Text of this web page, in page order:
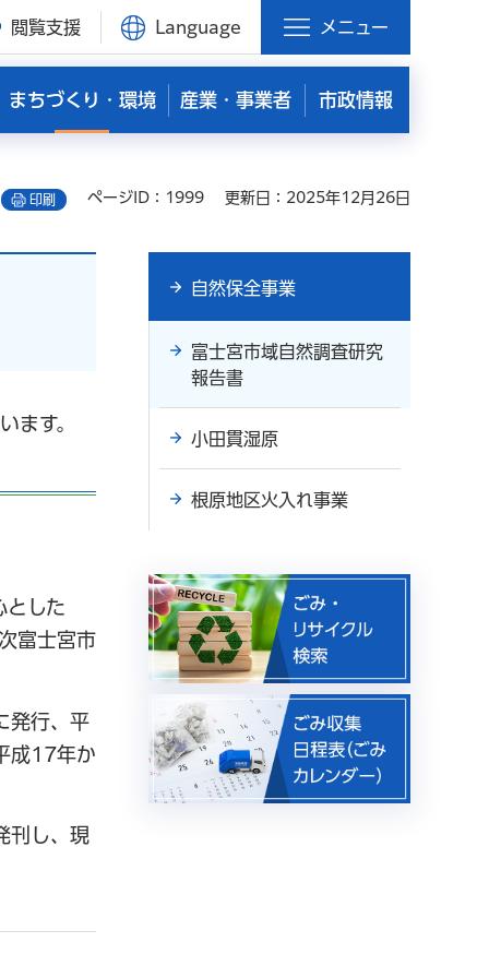
閲覧支援 Language メニュー
まちづくり・環境 産業・事業者 市政情報
印刷 ページID：1999 更新日：2025年12月26日
ます。
とした
富士宮市
発行、平
成17年か
刊し、現
自然保全事業
富士宮市域自然調査研究
報告書
小田貫湿原
根原地区火入れ事業